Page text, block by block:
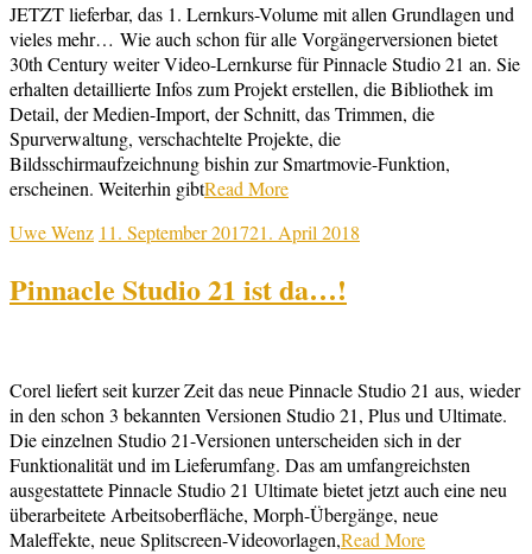
JETZT lieferbar, das 1. Lernkurs-Volume mit allen Grundlagen und
vieles mehr… Wie auch schon für alle Vorgängerversionen bietet
30th Century weiter Video-Lernkurse für Pinnacle Studio 21 an. Sie
erhalten detaillierte Infos zum Projekt erstellen, die Bibliothek im
Detail, der Medien-Import, der Schnitt, das Trimmen, die
Spurverwaltung, verschachtelte Projekte, die
Bildsschirmaufzeichnung bishin zur Smartmovie-Funktion,
erscheinen. Weiterhin gibtRead More
Uwe Wenz 11. September 201721. April 2018
Pinnacle Studio 21 ist da…!
Corel liefert seit kurzer Zeit das neue Pinnacle Studio 21 aus, wieder
in den schon 3 bekannten Versionen Studio 21, Plus und Ultimate.
Die einzelnen Studio 21-Versionen unterscheiden sich in der
Funktionalität und im Lieferumfang. Das am umfangreichsten
ausgestattete Pinnacle Studio 21 Ultimate bietet jetzt auch eine neu
überarbeitete Arbeitsoberfläche, Morph-Übergänge, neue
Maleffekte, neue Splitscreen-Videovorlagen,Read More